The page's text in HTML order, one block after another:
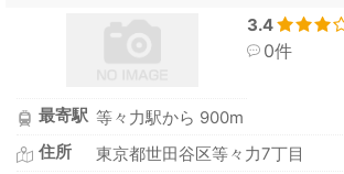
3.4
0件
最寄駅 等々力駅から 900m
住所
東京都世田谷区等々力7丁目